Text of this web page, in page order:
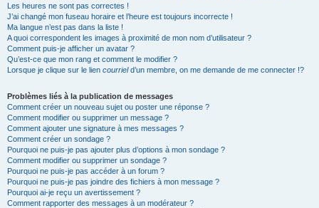
Les heures ne sont pas correctes !
J’ai changé mon fuseau horaire et l’heure est toujours incorrecte !
Ma langue n’est pas dans la liste !
A quoi correspondent les images à proximité de mon nom d’utilisateur ?
Comment puis-je afficher un avatar ?
Qu’est-ce que mon rang et comment le modifier ?
Lorsque je clique sur le lien courrield’un membre, on me demande de me connecter !?
Problèmes liés à la publication de messages
Comment créer un nouveau sujet ou poster une réponse ?
Comment modifier ou supprimer un message ?
Comment ajouter une signature à mes messages ?
Comment créer un sondage ?
Pourquoi ne puis-je pas ajouter plus d’options à mon sondage ?
Comment modifier ou supprimer un sondage ?
Pourquoi ne puis-je pas accéder à un forum ?
Pourquoi ne puis-je pas joindre des fichiers à mon message ?
Pourquoi ai-je reçu un avertissement ?
Comment rapporter des messages à un modérateur ?